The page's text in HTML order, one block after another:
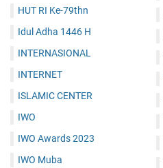
HUT RI Ke-79thn
Idul Adha 1446 H
INTERNASIONAL
INTERNET
ISLAMIC CENTER
IWO
IWO Awards 2023
IWO Muba